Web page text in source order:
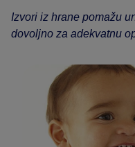
Izvori iz hrane pomažu
dovoljno za adekvatnu